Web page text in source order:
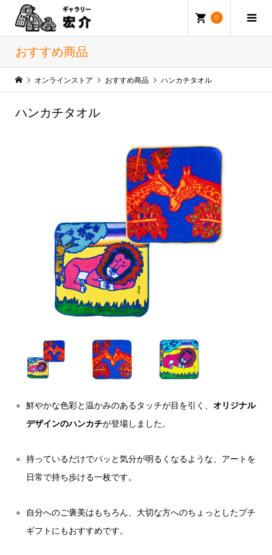
0
おすすめ商品
オンラインストア おすすめ商品 ハンカチタオル
ハンカチタオル
鮮やかな色彩と温かみのあるタッチが目を引く、オリジナル
デザインのハンカチが登場しました。
持っているだけでパッと気分が明るくなるような、アートを
日常で持ち歩ける一枚です。
自分へのご褒美はもちろん、大切な方へのちょっとしたプチ
ギフトにもおすすめです。